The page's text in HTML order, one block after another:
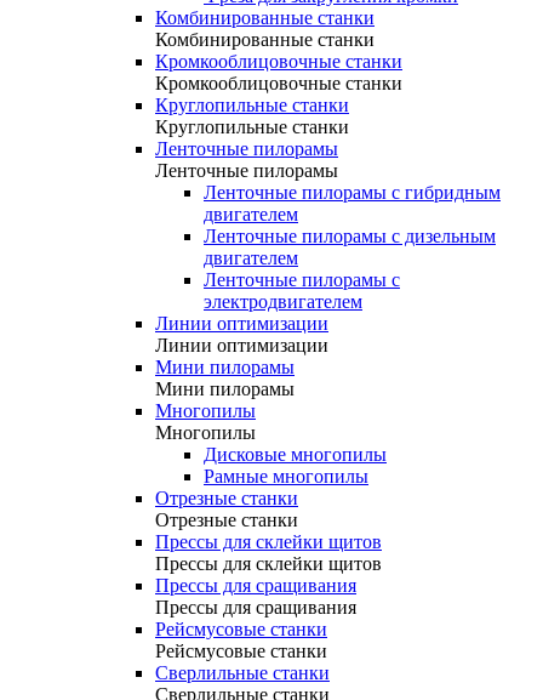
Комбинированные станки
Комбинированные станки
Кромкооблицовочные станки
Кромкооблицовочные станки
Круглопильные станки
Круглопильные станки
Ленточные пилорамы
Ленточные пилорамы
Ленточные пилорамы с гибридным
двигателем
Ленточные пилорамы с дизельным
двигателем
Ленточные пилорамы с
электродвигателем
Линии оптимизации
Линии оптимизации
Мини пилорамы
Мини пилорамы
Многопилы
Многопилы
Дисковые многопилы
Рамные многопилы
Отрезные станки
Отрезные станки
Прессы для склейки щитов
Прессы для склейки щитов
Прессы для сращивания
Прессы для сращивания
Рейсмусовые станки
Рейсмусовые станки
Сверлильные станки
Сверлильные станки